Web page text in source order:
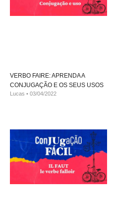
VERBO FAIRE: APRENDA A
CONJUGAÇÃO E OS SEUS USOS
Lucas 03/04/2022